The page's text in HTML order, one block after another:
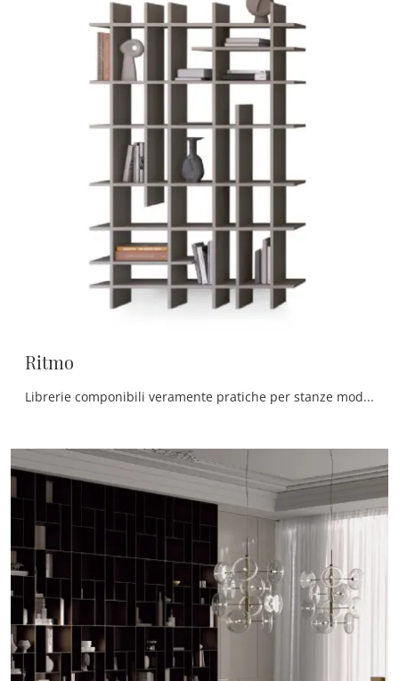
Ritmo
Librerie componibili veramente pratiche per stanze moderne: ottieni informazioni sul modello Ritmo del brand Devina Nais!